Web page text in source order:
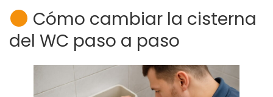
Cómo cambiar la cisterna
del WC paso a paso